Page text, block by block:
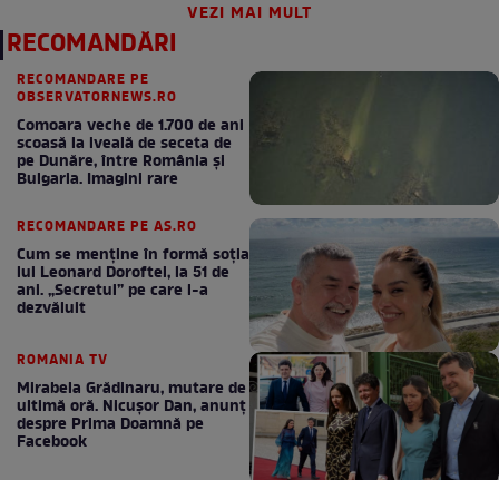
VEZI MAI MULT
RECOMANDĂRI
RECOMANDARE PE
OBSERVATORNEWS.RO
Comoara veche de 1.700 de ani
scoasă la iveală de seceta de
pe Dunăre, între România şi
Bulgaria. Imagini rare
RECOMANDARE PE AS.RO
Cum se menţine în formă soţia
lui Leonard Doroftei, la 51 de
ani. „Secretul” pe care l-a
dezvăluit
ROMANIA TV
Mirabela Grădinaru, mutare de
ultimă oră. Nicuşor Dan, anunţ
despre Prima Doamnă pe
Facebook